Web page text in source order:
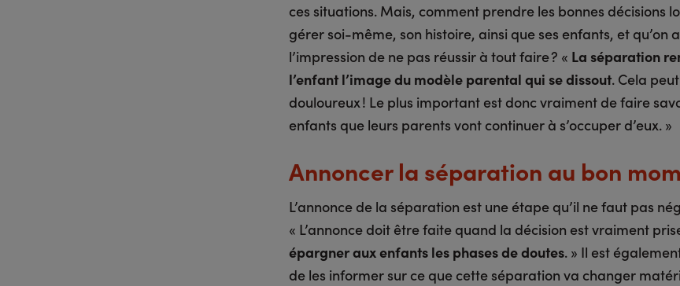
ces situations. Mais, comment prendre les bonnes décisions
gérer soi-même, son histoire, ainsi que ses enfants, et qu’on
l’impression de ne pas réussir à tout faire ? « La séparation
l’enfant l’image du modèle parental qui se dissout. Cela
douloureux ! Le plus important est donc vraiment de faire
enfants que leurs parents vont continuer à s’occuper d’eux. »
Annoncer la séparation au bon
L’annonce de la séparation est une étape qu’il ne faut pas
« L’annonce doit être faite quand la décision est vraiment
épargner aux enfants les phases de doutes. » Il est
de les informer sur ce que cette séparation va changer